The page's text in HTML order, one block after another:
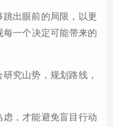
出眼前的局限，以更
一个决定可能带来的
究山势，规划路线，
，才能避免盲目行动